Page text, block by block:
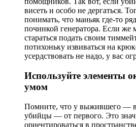
висеть и особо не дергаться.
понимать, что маньяк где-то
починкой генератора. Если же
стараться подать своим
потихоньку извиваться на
усердствовать не надо, у вас
Используйте элементы
умом
Помните, что у выжившего —
убийцы — от первого. Это
ориентироваться в